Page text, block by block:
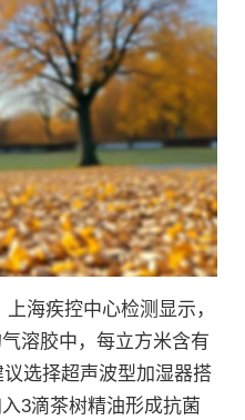
上海疾控中心检测显示，
溶胶中，每立方米含有
选择超声波型加湿器搭
3滴茶树精油形成抗菌